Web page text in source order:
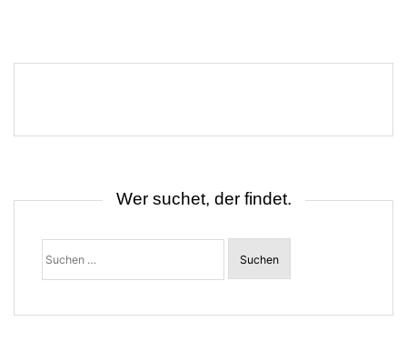
Wer suchet, der findet.
Suchen
nach: